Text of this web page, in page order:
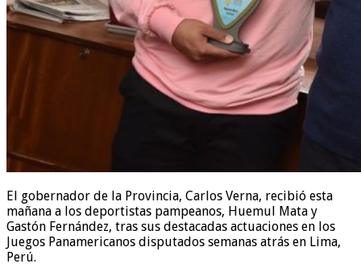
El gobernador de la Provincia, Carlos Verna, recibió esta
mañana a los deportistas pampeanos, Huemul Mata y
Gastón Fernández, tras sus destacadas actuaciones en los
Juegos Panamericanos disputados semanas atrás en Lima,
Perú.